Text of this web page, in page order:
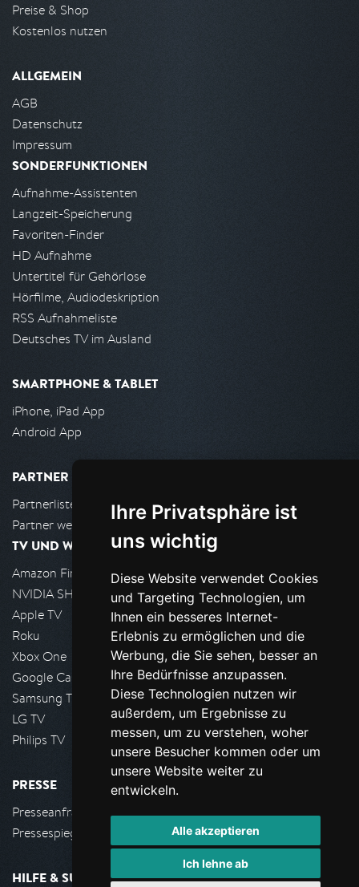
Ihre Privatsphäre ist
uns wichtig
Diese Website verwendet Cookies
und Targeting Technologien, um
Ihnen ein besseres Internet-
Erlebnis zu ermöglichen und die
Werbung, die Sie sehen, besser an
Ihre Bedürfnisse anzupassen.
Diese Technologien nutzen wir
außerdem, um Ergebnisse zu
messen, um zu verstehen, woher
unsere Besucher kommen oder um
unsere Website weiter zu
entwickeln.
Alle akzeptieren
Ich lehne ab
Preise & Shop
Kostenlos nutzen
ALLGEMEIN
AGB
Datenschutz
Impressum
SONDERFUNKTIONEN
Aufnahme-Assistenten
Langzeit-Speicherung
Favoriten-Finder
HD Aufnahme
Untertitel für Gehörlose
Hörfilme, Audiodeskription
RSS Aufnahmeliste
Deutsches TV im Ausland
SMARTPHONE & TABLET
iPhone, iPad App
Android App
PARTNER
Partnerliste
Partner werden
TV UND WOHNZIMMER
Amazon FireTV
NVIDIA SHIELD, Google TV
Apple TV
Roku
Xbox One
Google Cast
Samsung TV
LG TV
Philips TV
PRESSE
Presseanfrage stellen
Pressespiegel
HILFE & SUPPORT